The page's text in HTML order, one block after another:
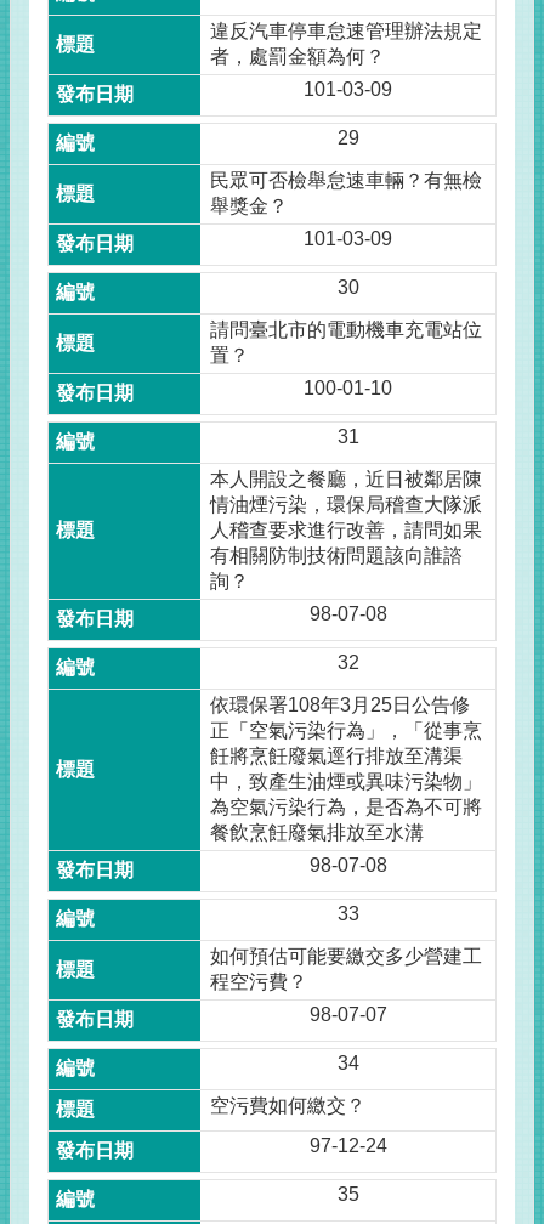
違反汽車停車怠速管理辦法規定
者，處罰金額為何？
101-03-09
29
民眾可否檢舉怠速車輛？有無檢
舉獎金？
101-03-09
30
請問臺北市的電動機車充電站位
置？
100-01-10
31
本人開設之餐廳，近日被鄰居陳
情油煙污染，環保局稽查大隊派
人稽查要求進行改善，請問如果
有相關防制技術問題該向誰諮
詢？
98-07-08
32
依環保署108年3月25日公告修
正「空氣污染行為」，「從事烹
飪將烹飪廢氣逕行排放至溝渠
中，致產生油煙或異味污染物」
為空氣污染行為，是否為不可將
餐飲烹飪廢氣排放至水溝
98-07-08
33
如何預估可能要繳交多少營建工
程空污費？
98-07-07
34
空污費如何繳交？
97-12-24
35